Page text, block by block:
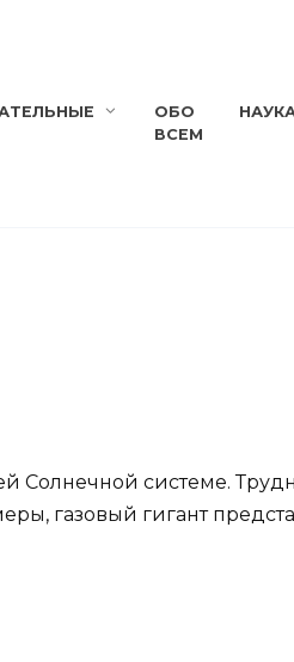
ОБО
ВСЕМ
Солнечной системе.
газовый гигант